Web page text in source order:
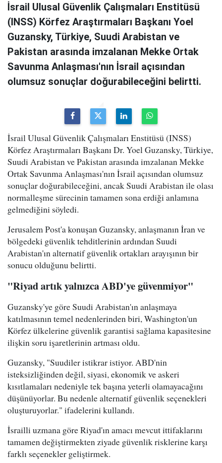
İsrail Ulusal Güvenlik Çalışmaları Enstitüsü
(INSS) Körfez Araştırmaları Başkanı Yoel
Guzansky, Türkiye, Suudi Arabistan ve
Pakistan arasında imzalanan Mekke Ortak
Savunma Anlaşması'nın İsrail açısından
olumsuz sonuçlar doğurabileceğini belirtti.
İsrail Ulusal Güvenlik Çalışmaları Enstitüsü (INSS)
Körfez Araştırmaları Başkanı Dr. Yoel Guzansky, Türkiye,
Suudi Arabistan ve Pakistan arasında imzalanan Mekke
Ortak Savunma Anlaşması'nın İsrail açısından olumsuz
sonuçlar doğurabileceğini, ancak Suudi Arabistan ile olası
normalleşme sürecinin tamamen sona erdiği anlamına
gelmediğini söyledi.
Jerusalem Post'a konuşan Guzansky, anlaşmanın İran ve
bölgedeki güvenlik tehditlerinin ardından Suudi
Arabistan'ın alternatif güvenlik ortakları arayışının bir
sonucu olduğunu belirtti.
"Riyad artık yalnızca ABD'ye güvenmiyor"
Guzansky'ye göre Suudi Arabistan'ın anlaşmaya
katılmasının temel nedenlerinden biri, Washington'un
Körfez ülkelerine güvenlik garantisi sağlama kapasitesine
ilişkin soru işaretlerinin artması oldu.
Guzansky, "Suudiler istikrar istiyor. ABD'nin
isteksizliğinden değil, siyasi, ekonomik ve askeri
kısıtlamaları nedeniyle tek başına yeterli olamayacağını
düşünüyorlar. Bu nedenle alternatif güvenlik seçenekleri
oluşturuyorlar." ifadelerini kullandı.
İsrailli uzmana göre Riyad'ın amacı mevcut ittifaklarını
tamamen değiştirmekten ziyade güvenlik risklerine karşı
farklı seçenekler geliştirmek.